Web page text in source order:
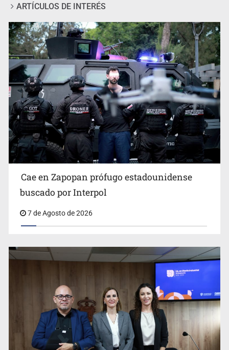
Al archivo la mitad de quejas contra el Siapa
Ya hay solicitud de audiencia de imputación en caso Eli
ARTÍCULOS DE INTERÉS
Cae en Zapopan prófugo estadounidense
buscado por Interpol
7 de Agosto de 2026